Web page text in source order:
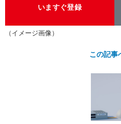
いますぐ登録
（イメージ画像）
この記事